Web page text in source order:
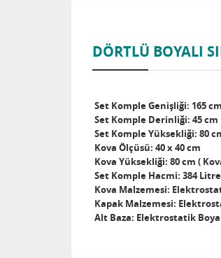
DÖRTLÜ BOYALI
Set Komple Genişliği: 165 cm
Set Komple Derinliği: 45 cm
Set Komple Yüksekliği: 80
Kova Ölçüsü: 40 x 40 cm
Kova Yüksekliği: 80 cm (
Set Komple Hacmi: 384
Kova Malzemesi:
Kapak Malzemesi:
Alt Baza: Elektrostatik